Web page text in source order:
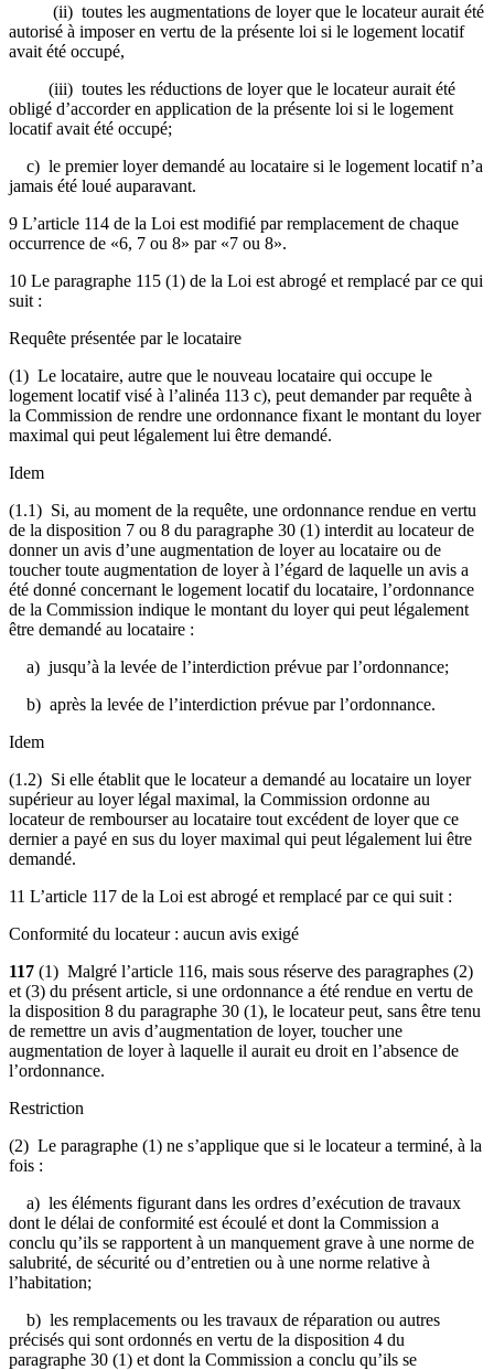
(ii) toutes les augmentations de loyer que le locateur aurait été
autorisé à imposer en vertu de la présente loi si le logement locatif
avait été occupé,
(iii) toutes les réductions de loyer que le locateur aurait été
obligé d’accorder en application de la présente loi si le logement
locatif avait été occupé;
c) le premier loyer demandé au locataire si le logement locatif n’a
jamais été loué auparavant.
9 L’article 114 de la Loi est modifié par remplacement de chaque
occurrence de «6, 7 ou 8» par «7 ou 8».
10 Le paragraphe 115 (1) de la Loi est abrogé et remplacé par ce qui
suit :
Requête présentée par le locataire
(1) Le locataire, autre que le nouveau locataire qui occupe le
logement locatif visé à l’alinéa 113 c), peut demander par requête à
la Commission de rendre une ordonnance fixant le montant du loyer
maximal qui peut légalement lui être demandé.
Idem
(1.1) Si, au moment de la requête, une ordonnance rendue en vertu
de la disposition 7 ou 8 du paragraphe 30 (1) interdit au locateur de
donner un avis d’une augmentation de loyer au locataire ou de
toucher toute augmentation de loyer à l’égard de laquelle un avis a
été donné concernant le logement locatif du locataire, l’ordonnance
de la Commission indique le montant du loyer qui peut légalement
être demandé au locataire :
a) jusqu’à la levée de l’interdiction prévue par l’ordonnance;
b) après la levée de l’interdiction prévue par l’ordonnance.
Idem
(1.2) Si elle établit que le locateur a demandé au locataire un loyer
supérieur au loyer légal maximal, la Commission ordonne au
locateur de rembourser au locataire tout excédent de loyer que ce
dernier a payé en sus du loyer maximal qui peut légalement lui être
demandé.
11 L’article 117 de la Loi est abrogé et remplacé par ce qui suit :
Conformité du locateur : aucun avis exigé
117 (1) Malgré l’article 116, mais sous réserve des paragraphes (2)
et (3) du présent article, si une ordonnance a été rendue en vertu de
la disposition 8 du paragraphe 30 (1), le locateur peut, sans être tenu
de remettre un avis d’augmentation de loyer, toucher une
augmentation de loyer à laquelle il aurait eu droit en l’absence de
l’ordonnance.
Restriction
(2) Le paragraphe (1) ne s’applique que si le locateur a terminé, à la
fois :
a) les éléments figurant dans les ordres d’exécution de travaux
dont le délai de conformité est écoulé et dont la Commission a
conclu qu’ils se rapportent à un manquement grave à une norme de
salubrité, de sécurité ou d’entretien ou à une norme relative à
l’habitation;
b) les remplacements ou les travaux de réparation ou autres
précisés qui sont ordonnés en vertu de la disposition 4 du
paragraphe 30 (1) et dont la Commission a conclu qu’ils se